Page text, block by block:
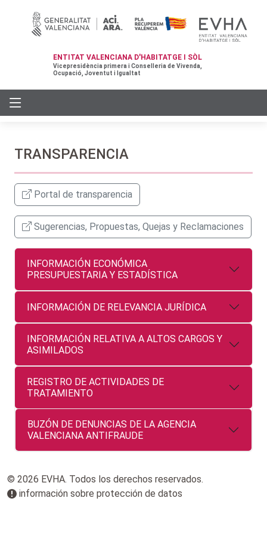
ENTITAT VALENCIANA D'HABITATGE I SÒL
Vicepresidència primera i Conselleria de Vivenda,
Ocupació, Joventut i Igualtat
TRANSPARENCIA
Portal de transparencia
Sugerencias, Propuestas, Quejas y Reclamaciones
INFORMACIÓN ECONÓMICA
PRESUPUESTARIA Y ESTADÍSTICA
INFORMACIÓN DE RELEVANCIA JURÍDICA
INFORMACIÓN RELATIVA A ALTOS CARGOS Y
ASIMILADOS
REGISTRO DE ACTIVIDADES DE
TRATAMIENTO
BUZÓN DE DENUNCIAS DE LA AGENCIA
VALENCIANA ANTIFRAUDE
© 2026 EVHA. Todos los derechos reservados.
información sobre protección de datos